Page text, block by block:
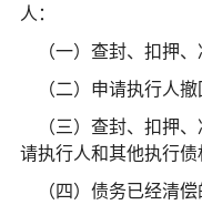
人：
（一）查封、扣押
（二）申请执行人
（三）查封、扣押
请执行人和其他执行债
（四）债务已经清偿